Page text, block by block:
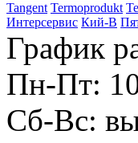
Tangent Termoprodukt
Интерсервис Кий-В
График
Пн-Пт:
Сб-Вс: